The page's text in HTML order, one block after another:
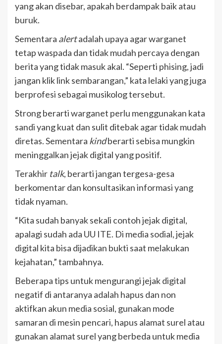
yang akan disebar, apakah berdampak baik atau
buruk.
Sementara alertadalah upaya agar warganet
tetap waspada dan tidak mudah percaya dengan
berita yang tidak masuk akal. “Seperti phising, jadi
jangan klik link sembarangan,” kata lelaki yang juga
berprofesi sebagai musikolog tersebut.
Strong berarti warganet perlu menggunakan kata
sandi yang kuat dan sulit ditebak agar tidak mudah
diretas. Sementara kindberarti sebisa mungkin
meninggalkan jejak digital yang positif.
Terakhir talk, berarti jangan tergesa-gesa
berkomentar dan konsultasikan informasi yang
tidak nyaman.
“Kita sudah banyak sekali contoh jejak digital,
apalagi sudah ada UU ITE. Di media sodial, jejak
digital kita bisa dijadikan bukti saat melakukan
kejahatan,” tambahnya.
Beberapa tips untuk mengurangi jejak digital
negatif di antaranya adalah hapus dan non
aktifkan akun media sosial, gunakan mode
samaran di mesin pencari, hapus alamat surel atau
gunakan alamat surel yang berbeda untuk media